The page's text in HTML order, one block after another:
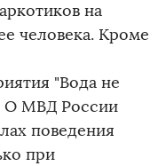
на
человека. Кроме
"Вода не
О МВД России
поведения
при